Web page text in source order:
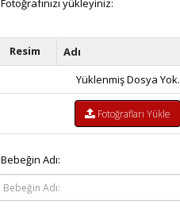
Fotoğrafınızı yükleyiniz:
Resim
Adı
Yüklenmiş Dosya Yok.
Fotoğrafları Yükle
Bebeğin Adı: